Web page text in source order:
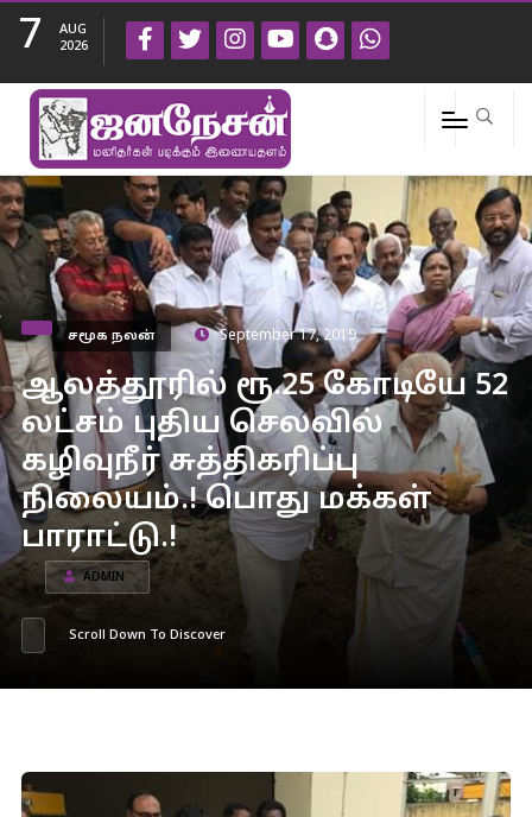
7
AUG
2026
சமூக நலன் September 17, 2019
ஆலத்தூரில் ரூ.25 கோடியே 52
லட்சம் புதிய செலவில்
கழிவுநீர் சுத்திகரிப்பு
நிலையம்.! பொது மக்கள்
பாராட்டு.!
ADMIN
Scroll Down To Discover